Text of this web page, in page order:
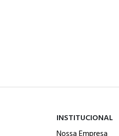
INSTITUCIONAL
Nossa Empresa